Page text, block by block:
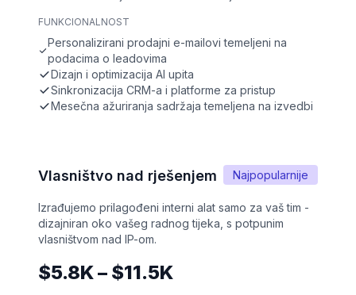
FUNKCIONALNOST
Personalizirani prodajni e-mailovi temeljeni na
podacima o leadovima
Dizajn i optimizacija AI upita
Sinkronizacija CRM-a i platforme za pristup
Mesečna ažuriranja sadržaja temeljena na izvedbi
Najpopularnije
Vlasništvo nad rješenjem
Izrađujemo prilagođeni interni alat samo za vaš tim -
dizajniran oko vašeg radnog tijeka, s potpunim
vlasništvom nad IP-om.
$5.8K – $11.5K